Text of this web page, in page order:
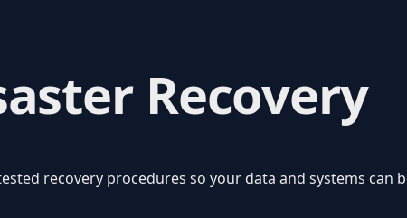
Recovery
recovery procedures so your data and systems can